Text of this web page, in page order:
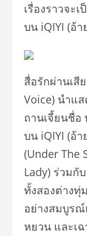
เรื่องราวจะ
บน iQIYI (อ้า
สื่อรักผ่านเสี
Voice) นำแ
ถานเจี้ยนชื่อ
บน iQIYI (อ้
(Under The
Lady) ร่วมกั
ทั้งสองต่างทุ่
อย่างสมบูรณ์
หยวน และเ